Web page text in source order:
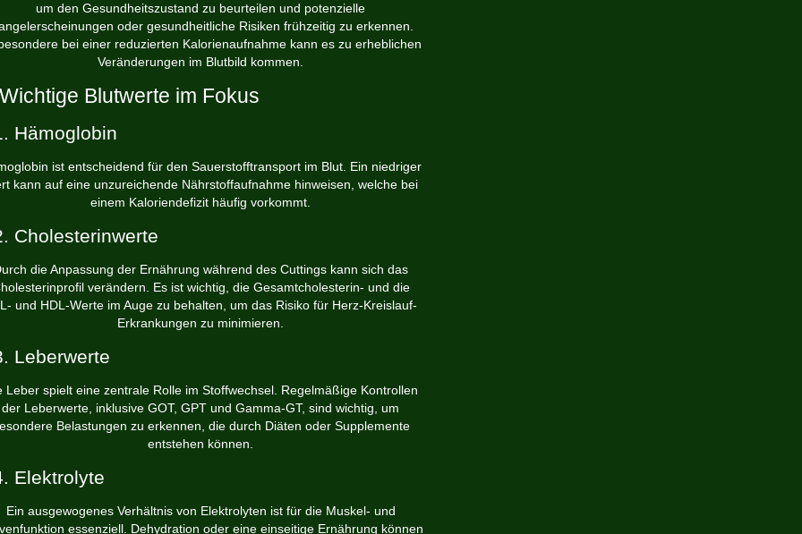
um den Gesundheitszustand zu beurteilen und potenzielle
oder gesundheitliche Risiken frühzeitig zu erkennen.
bei einer reduzierten Kalorienaufnahme kann es zu erheblichen
Veränderungen im Blutbild kommen.
Blutwerte im Fokus
Hämoglobin
ist entscheidend für den Sauerstofftransport im Blut. Ein niedriger
kann auf eine unzureichende Nährstoffaufnahme hinweisen, welche bei
einem Kaloriendefizit häufig vorkommt.
Cholesterinwerte
die Anpassung der Ernährung während des Cuttings kann sich das
verändern. Es ist wichtig, die Gesamtcholesterin- und die
und HDL-Werte im Auge zu behalten, um das Risiko für Herz-Kreislauf-
Erkrankungen zu minimieren.
Leberwerte
Leber spielt eine zentrale Rolle im Stoffwechsel. Regelmäßige Kontrollen
der Leberwerte, inklusive GOT, GPT und Gamma-GT, sind wichtig, um
Belastungen zu erkennen, die durch Diäten oder Supplemente
entstehen können.
Elektrolyte
Ein ausgewogenes Verhältnis von Elektrolyten ist für die Muskel- und
essenziell. Dehydration oder eine einseitige Ernährung können